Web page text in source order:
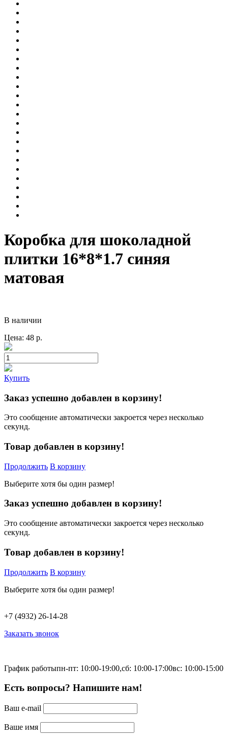
Коробка для шоколадной
плитки 16*8*1.7 синяя
матовая
В наличии
Цена: 48 р.
Купить
Заказ успешно добавлен в корзину!
Это сообщение автоматически закроется через несколько
секунд.
Товар добавлен в корзину!
Продолжить В корзину
Выберите хотя бы один размер!
Заказ успешно добавлен в корзину!
Это сообщение автоматически закроется через несколько
секунд.
Товар добавлен в корзину!
Продолжить В корзину
Выберите хотя бы один размер!
+7 (4932) 26-14-28
Заказать звонок
График работыпн-пт: 10:00-19:00,сб: 10:00-17:00вс: 10:00-15:00
Есть вопросы? Напишите нам!
Ваш e-mail
Ваше имя